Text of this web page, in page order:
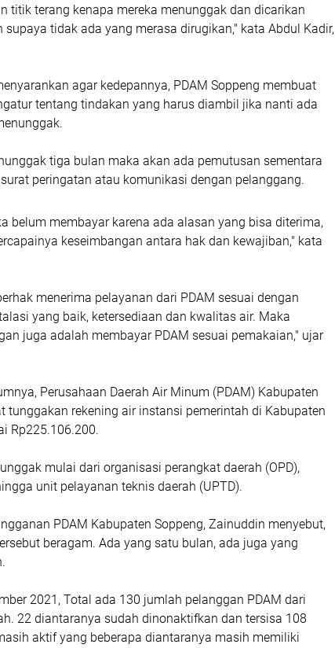
titik terang kenapa mereka menunggak dan dicarikan
supaya tidak ada yang merasa dirugikan," kata Abdul Kadir,
agar kedepannya, PDAM Soppeng membuat
tentang tindakan yang harus diambil jika nanti ada
tiga bulan maka akan ada pemutusan sementara
peringatan atau komunikasi dengan pelanggang.
belum membayar karena ada alasan yang bisa diterima,
keseimbangan antara hak dan kewajiban," kata
menerima pelayanan dari PDAM sesuai dengan
yang baik, ketersediaan dan kwalitas air. Maka
juga adalah membayar PDAM sesuai pemakaian," ujar
Perusahaan Daerah Air Minum (PDAM) Kabupaten
tunggakan rekening air instansi pemerintah di Kabupaten
Rp225.106.200.
mulai dari organisasi perangkat daerah (OPD),
unit pelayanan teknis daerah (UPTD).
PDAM Kabupaten Soppeng, Zainuddin menyebut,
beragam. Ada yang satu bulan, ada juga yang
2021, Total ada 130 jumlah pelanggan PDAM dari
22 diantaranya sudah dinonaktifkan dan tersisa 108
aktif yang beberapa diantaranya masih memiliki